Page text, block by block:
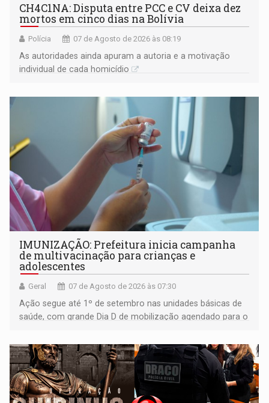
CH4C1NA: Disputa entre PCC e CV deixa dez
mortos em cinco dias na Bolívia
Polícia 07 de Agosto de 2026 às 08:19
As autoridades ainda apuram a autoria e a motivação
individual de cada homicídio
IMUNIZAÇÃO: Prefeitura inicia campanha
de multivacinação para crianças e
adolescentes
Geral 07 de Agosto de 2026 às 07:30
Ação segue até 1º de setembro nas unidades básicas de
saúde, com grande Dia D de mobilização agendado para o